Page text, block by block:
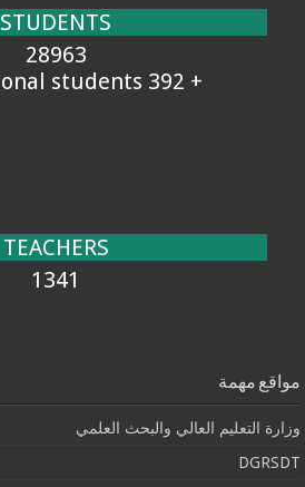
STUDENTS
28963
+ 392 international students
TEACHERS
1341
مواقع مهمة
وزارة التعليم العالي والبحث العلمي
DGRSDT